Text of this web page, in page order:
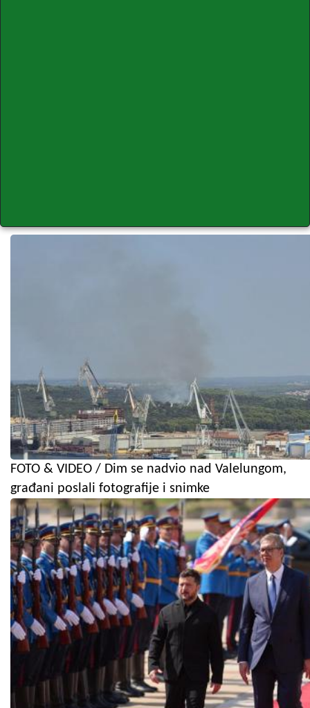
FOTO & VIDEO / Dim se nadvio nad Valelungom,
građani poslali fotografije i snimke